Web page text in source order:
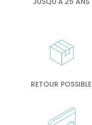
RETOUR POSSIBLE